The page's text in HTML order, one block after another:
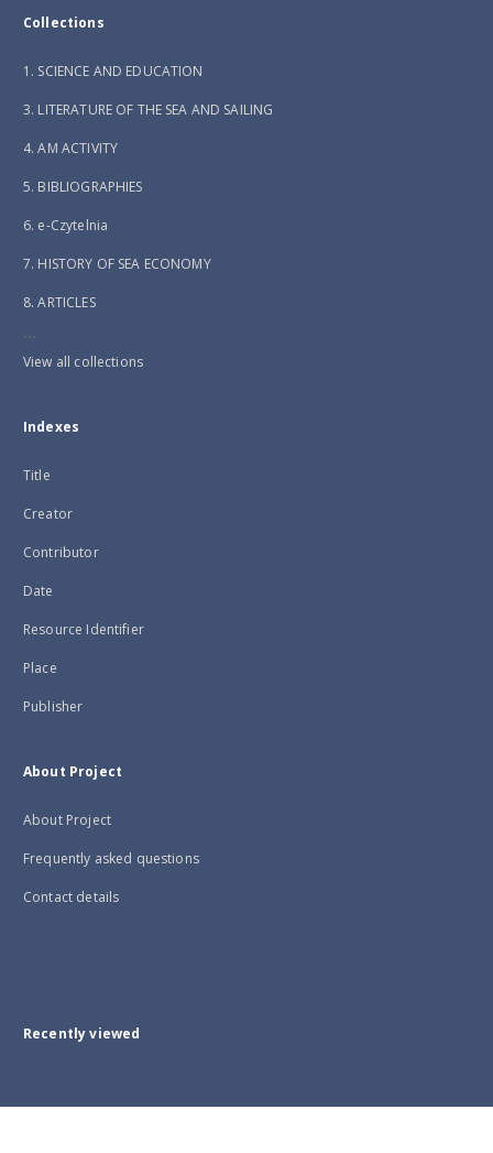
Collections
1. SCIENCE AND EDUCATION
3. LITERATURE OF THE SEA AND SAILING
4. AM ACTIVITY
5. BIBLIOGRAPHIES
6. e-Czytelnia
7. HISTORY OF SEA ECONOMY
8. ARTICLES
...
View all collections
Indexes
Title
Creator
Contributor
Date
Resource Identifier
Place
Publisher
About Project
About Project
Frequently asked questions
Contact details
Recently viewed